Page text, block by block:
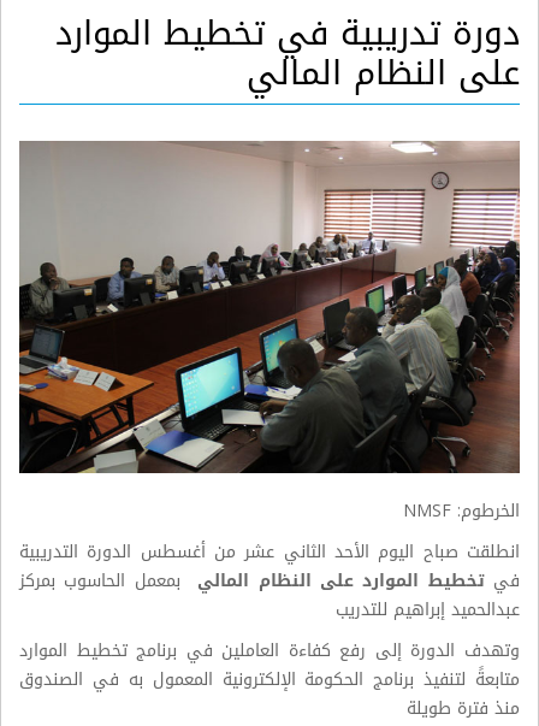
دورة تدريبية في تخطيط الموارد
على النظام المالي
الخرطوم: NMSF
انطلقت صباح اليوم الأحد الثاني عشر من أغسطس الدورة التدريبية
فيتخطيط الموارد على النظام المالي بمعمل الحاسوب بمركز
عبدالحميد إبراهيم للتدريب
وتهدف الدورة إلى رفع كفاءة العاملين في برنامج تخطيط الموارد
متابعةً لتنفيذ برنامج الحكومة الإلكترونية المعمول به في الصندوق
منذ فترة طويلة